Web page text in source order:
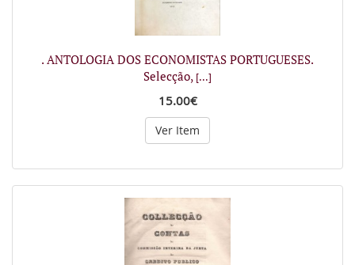
. ANTOLOGIA DOS ECONOMISTAS PORTUGUESES.
Selecção, [...]
15.00€
Ver Item